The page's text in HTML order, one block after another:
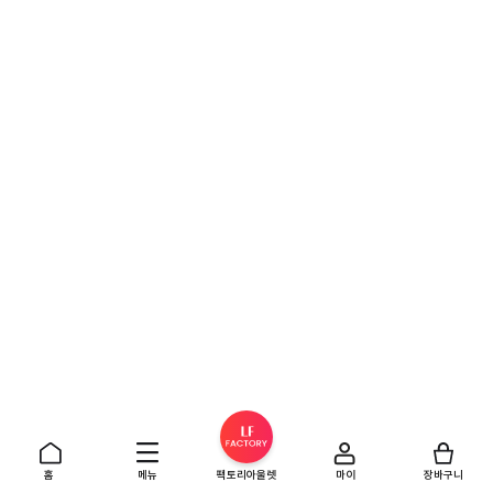
홈 메뉴 팩토리아울렛 마이 장바구니